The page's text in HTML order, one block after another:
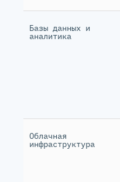
Базы данных и
аналитика
Облачная
инфраструктура